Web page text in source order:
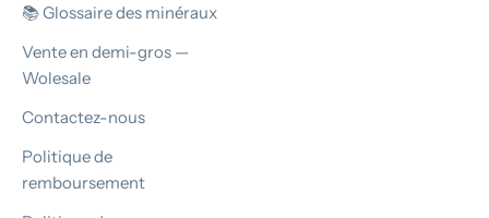
📚 Glossaire des minéraux
Vente en demi-gros —
Wolesale
Contactez-nous
Politique de
remboursement